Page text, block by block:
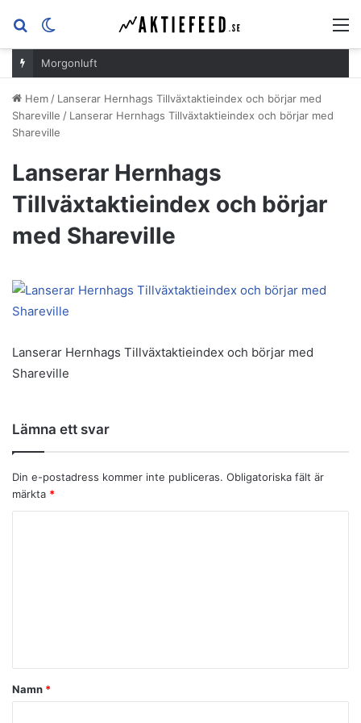
Sök
efterskin
Morgonluft
Hem / Lanserar Hernhags Tillväxtaktieindex och börjar med
Shareville / Lanserar Hernhags Tillväxtaktieindex och börjar med
Shareville
Lanserar Hernhags
Tillväxtaktieindex och börjar
med Shareville
Lanserar Hernhags Tillväxtaktieindex och börjar med
Shareville
Lämna ett svar
Din e-postadress kommer inte publiceras. Obligatoriska fält är
märkta *
t
a
Namn *